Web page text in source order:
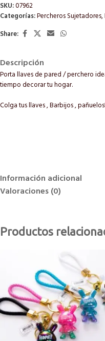
SKU:07962
Categorías:Percheros Sujetadores,
Share:
Descripción
Porta llaves de pared / perchero
tiempo decorar tu hogar.
Colga tus llaves , Barbijos , pañuelos!
Información adicional
Valoraciones (0)
Productos